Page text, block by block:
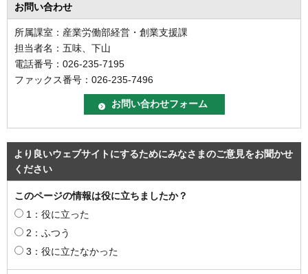
お問い合わせ
所属課室：産業労働部経営・創業支援課
担当者名：五味、下山
電話番号：026-235-7195
ファックス番号：026-235-7496
より良いウェブサイトにするためにみなさまのご意見をお聞かせ
ください
このページの情報は役に立ちましたか？
1：役に立った
2：ふつう
3：役に立たなかった